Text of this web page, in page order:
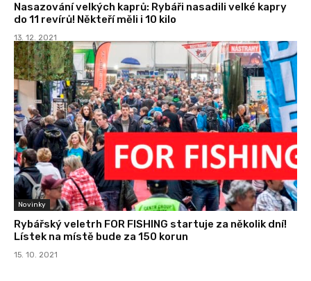
Nasazování velkých kaprů: Rybáři nasadili velké kapry
do 11 revírů! Někteří měli i 10 kilo
13. 12. 2021
Novinky
Rybářský veletrh FOR FISHING startuje za několik dní!
Lístek na místě bude za 150 korun
15. 10. 2021